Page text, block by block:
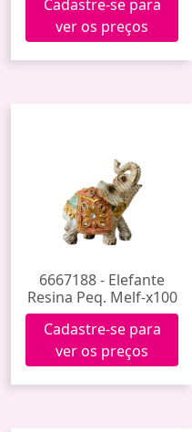
Cadastre-se para
ver os preços
6667188 - Elefante
Resina Peq. Melf-x100
Cadastre-se para
ver os preços